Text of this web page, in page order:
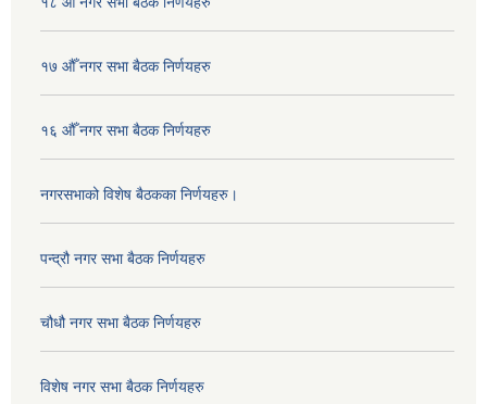
१७ औँ नगर सभा बैठक निर्णयहरु
१६ औँ नगर सभा बैठक निर्णयहरु
नगरसभाको विशेष बैठकका निर्णयहरु।
पन्द्रौ नगर सभा बैठक निर्णयहरु
चौधौ नगर सभा बैठक निर्णयहरु
विशेष नगर सभा बैठक निर्णयहरु